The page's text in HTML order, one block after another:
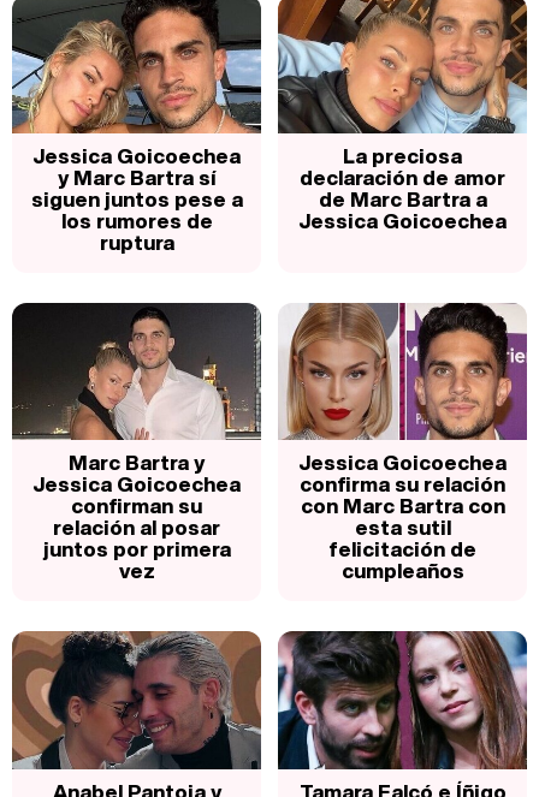
Jessica Goicoechea
y Marc Bartra sí
siguen juntos pese a
los rumores de
ruptura
La preciosa
declaración de amor
de Marc Bartra a
Jessica Goicoechea
Marc Bartra y
Jessica Goicoechea
confirman su
relación al posar
juntos por primera
vez
Jessica Goicoechea
confirma su relación
con Marc Bartra con
esta sutil
felicitación de
cumpleaños